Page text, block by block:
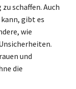
schaffen. Auch
gibt es
wie
und
die